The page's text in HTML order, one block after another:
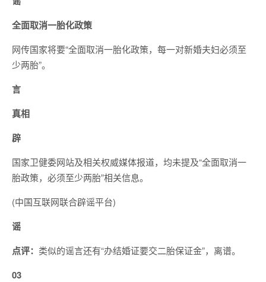
全面取消一胎化政策
网传国家将要“全面取消一胎化政策，每一对新婚夫妇必须至
少两胎”。
言
真相
辟
国家卫健委网站及相关权威媒体报道，均未提及“全面取消一
胎政策，必须至少两胎”相关信息。
(中国互联网联合辟谣平台)
谣
点评： 类似的谣言还有“办结婚证要交二胎保证金”，离谱。
03